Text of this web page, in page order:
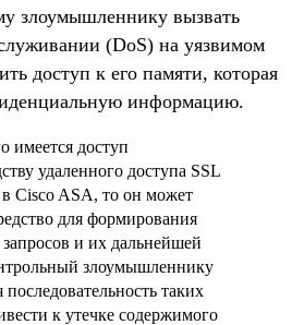
злоумышленнику вызвать
(DoS) на уязвимом
доступ к его памяти, которая
информацию.
имеется доступ
удаленного доступа SSL
Cisco ASA, то он может
для формирования
и их дальнейшей
злоумышленнику
таких
к утечке содержимого